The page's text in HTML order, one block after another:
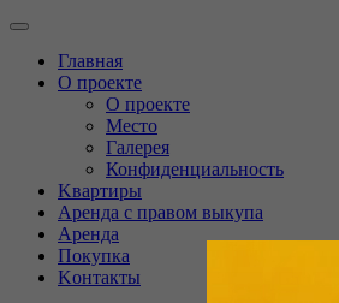
Главная
O проекте
О проекте
Mесто
Галерея
Конфиденциальность
Kвартиры
Аренда с правом выкупа
Аренда
Покупка
Kонтакты